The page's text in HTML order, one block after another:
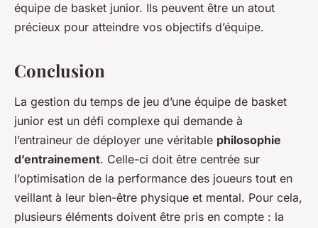
équipe de basket junior. Ils peuvent être un atout
précieux pour atteindre vos objectifs d’équipe.
Conclusion
La gestion du temps de jeu d’une équipe de basket
junior est un défi complexe qui demande à
l’entraineur de déployer une véritable philosophie
d’entrainement. Celle-ci doit être centrée sur
l’optimisation de la performance des joueurs tout en
veillant à leur bien-être physique et mental. Pour cela,
plusieurs éléments doivent être pris en compte : la